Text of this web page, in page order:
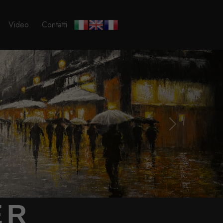
Video Contatti
Next